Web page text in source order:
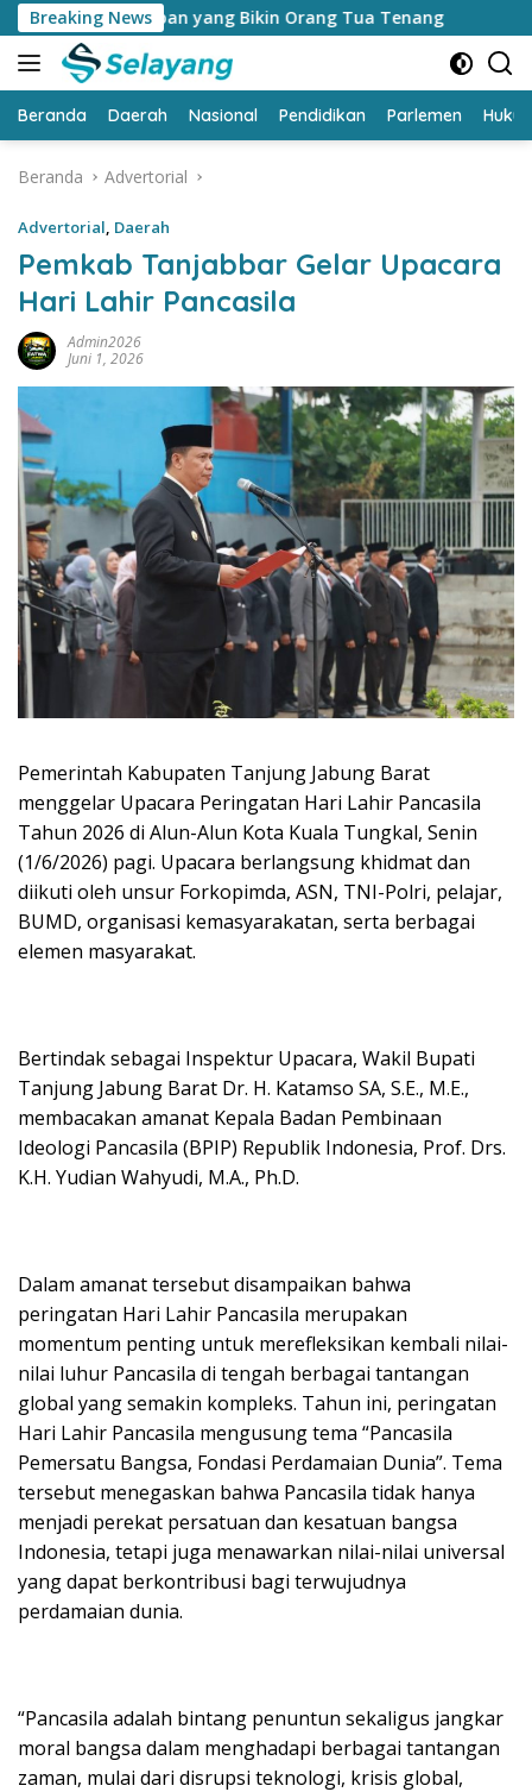
Langsung
ke
konten
Breaking News
yang Bikin Orang Tua Tenang Buka Sosialisasi
Beranda Daerah Nasional Pendidikan Parlemen
Beranda Advertorial
Advertorial, Daerah
Pemkab Tanjabbar Gelar Upacara
Hari Lahir Pancasila
Admin2026
Juni 1, 2026
Pemerintah Kabupaten Tanjung Jabung Barat
menggelar Upacara Peringatan Hari Lahir Pancasila
Tahun 2026 di Alun-Alun Kota Kuala Tungkal, Senin
(1/6/2026) pagi. Upacara berlangsung khidmat dan
diikuti oleh unsur Forkopimda, ASN, TNI-Polri, pelajar,
BUMD, organisasi kemasyarakatan, serta berbagai
elemen masyarakat.
Bertindak sebagai Inspektur Upacara, Wakil Bupati
Tanjung Jabung Barat Dr. H. Katamso SA, S.E., M.E.,
membacakan amanat Kepala Badan Pembinaan
Ideologi Pancasila (BPIP) Republik Indonesia, Prof. Drs.
K.H. Yudian Wahyudi, M.A., Ph.D.
Dalam amanat tersebut disampaikan bahwa
peringatan Hari Lahir Pancasila merupakan
momentum penting untuk merefleksikan kembali nilai-
nilai luhur Pancasila di tengah berbagai tantangan
global yang semakin kompleks. Tahun ini, peringatan
Hari Lahir Pancasila mengusung tema “Pancasila
Pemersatu Bangsa, Fondasi Perdamaian Dunia”. Tema
tersebut menegaskan bahwa Pancasila tidak hanya
menjadi perekat persatuan dan kesatuan bangsa
Indonesia, tetapi juga menawarkan nilai-nilai universal
yang dapat berkontribusi bagi terwujudnya
perdamaian dunia.
“Pancasila adalah bintang penuntun sekaligus jangkar
moral bangsa dalam menghadapi berbagai tantangan
zaman, mulai dari disrupsi teknologi, krisis global,